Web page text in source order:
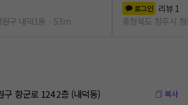
구 내덕1동
53m
로그인 리뷰 1
충청북도 청주시
구 향군로 124 2층 (내덕동) 복사